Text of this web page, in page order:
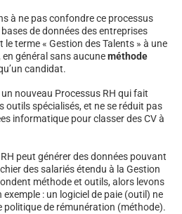
à ne pas confondre ce processus
de données des entreprises
terme « Gestion des Talents » à une
général sans aucuneméthode
candidat.
nouveau Processus RH qui fait
outils spécialisés, et ne se réduit pas
informatique pour classer des CV à
peut générer des données pouvant
des salariés étendu à la Gestion
méthode et outils, alors levons
: un logiciel de paie (outil) ne
politique de rémunération (méthode).